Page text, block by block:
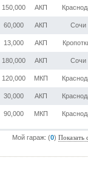
150,000 АКП
60,000 АКП Сочи
13,000 АКП
180,000 АКП Сочи
120,000 МКП
30,000 АКП
90,000 МКП
Мой гараж: (0)Показать